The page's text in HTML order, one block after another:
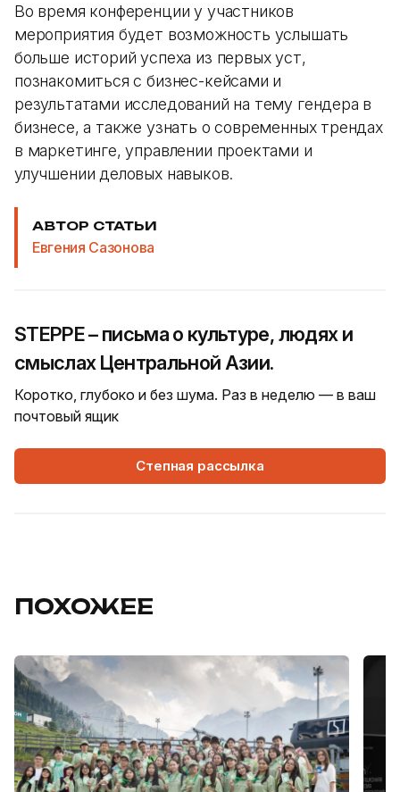
Во время конференции у участников
мероприятия будет возможность услышать
больше историй успеха из первых уст,
познакомиться с бизнес-кейсами и
результатами исследований на тему гендера в
бизнесе, а также узнать о современных трендах
в маркетинге, управлении проектами и
улучшении деловых навыков.
АВТОР СТАТЬИ
Евгения Сазонова
STEPPE – письма о культуре, людях и
смыслах Центральной Азии.
Коротко, глубоко и без шума. Раз в неделю — в ваш
почтовый ящик
Степная рассылка
ПОХОЖЕЕ